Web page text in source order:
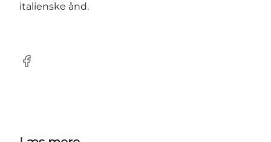
italienske ånd.
Facebook